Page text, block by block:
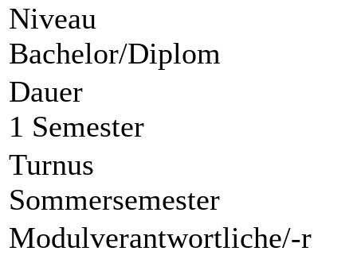
Niveau
Bachelor/Diplom
Dauer
1 Semester
Turnus
Sommersemester
Modulverantwortliche/-r